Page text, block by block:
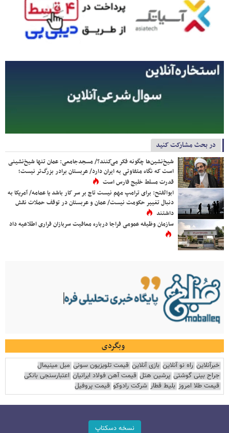
در بحث مشارکت کنید
شیخ‌نشین‌ها چگونه فکر می‌کنند؟/ مسجدجامعی: عمان تنها شیخ‌نشینی
است که نگاه متفاوتی به ایران دارد/ عربستان برادر بزرگ‌تر نیست؛
قدرت مسلط خلیج فارس است
ابوالفتح: برای ترامپ مهم نیست تاج بر سر کار باشد یا عمامه/ آمریکا به
دنبال تغییر حکومت نیست/ عمان و عربستان در توقف حملات نقش
داشتند
سازمان وظیفه عمومی فراجا درباره معافیت سربازان فراری اطلاعیه داد
وبگردی
خبرآنلاین راه نو آنلاین بازی آنلاین قیمت تلویزیون سونی مبل مینیمال
جراح بینی گوشتی پرشین هتل قیمت آهن فولاد ایرانیان اعتبارسنجی بانکی
قیمت طلا امروز بلیط قطار شرکت رادوکو قیمت پروفیل
نسخه دسکتاپ